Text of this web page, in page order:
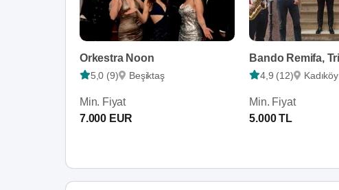
Orkestra Noon
5,0 (9) Beşiktaş
Min. Fiyat
7.000 EUR
4,9 (12) Kadıköy
Min. Fiyat
5.000 TL